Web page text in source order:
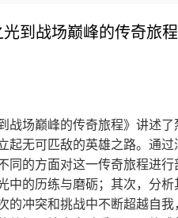
到战场巅峰的传奇旅程
战场巅峰的传奇旅程》讲述
无可匹敌的英雄之路。通过
同的方面对这一传奇旅程进
中的历练与磨砺；其次，分
的冲突和挑战中不断超越自